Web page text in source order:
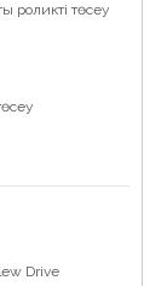
роликті төсеу
Drive